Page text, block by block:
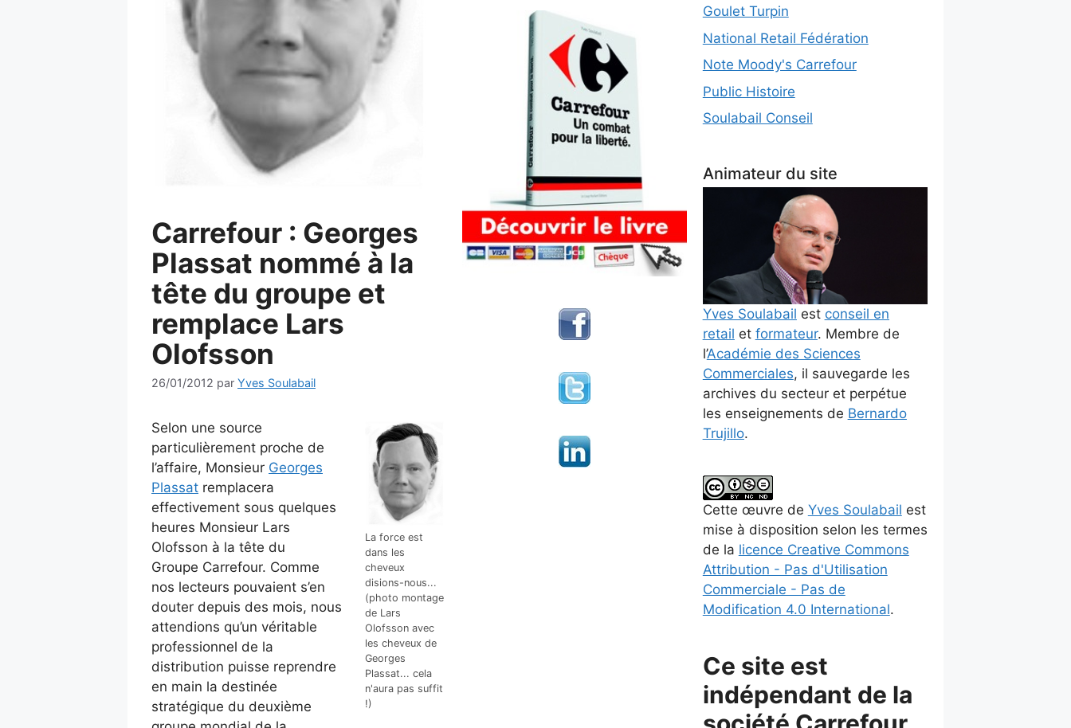
Carrefour : Georges
Plassat nommé à la
tête du groupe et
remplace Lars
Olofsson
26/01/2012 par Yves Soulabail
La force est
dans les
cheveux
disions-nous...
(photo montage
de Lars
Olofsson avec
les cheveux de
Georges
Plassat... cela
n'aura pas suffit
!)
Selon une source
particulièrement proche de
l’affaire, Monsieur Georges
Plassat remplacera
effectivement sous quelques
heures Monsieur Lars
Olofsson à la tête du
Groupe Carrefour. Comme
nos lecteurs pouvaient s’en
douter depuis des mois, nous
attendions qu’un véritable
professionnel de la
distribution puisse reprendre
en main la destinée
stratégique du deuxième
Goulet Turpin
National Retail Fédération
Note Moody's Carrefour
Public Histoire
Soulabail Conseil
Animateur du site
Yves Soulabail est conseil en
retail et formateur. Membre de
l’Académie des Sciences
Commerciales, il sauvegarde les
archives du secteur et perpétue
les enseignements de Bernardo
Trujillo.
Cette œuvre de Yves Soulabail est
mise à disposition selon les termes
de la licence Creative Commons
Attribution - Pas d'Utilisation
Commerciale - Pas de
Modification 4.0 International.
Ce site est
indépendant de la